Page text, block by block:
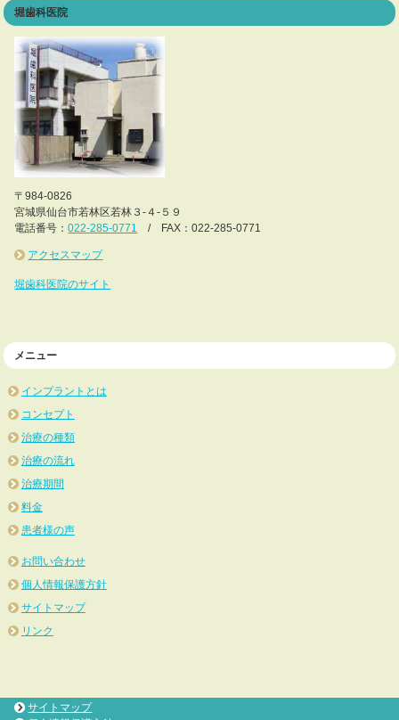
堀歯科医院
〒984-0826
宮城県仙台市若林区若林３-４-５９
電話番号：022-285-0771 / FAX：022-285-0771
アクセスマップ
堀歯科医院のサイト
メニュー
インプラントとは
コンセプト
治療の種類
治療の流れ
治療期間
料金
患者様の声
お問い合わせ
個人情報保護方針
サイトマップ
リンク
サイトマップ